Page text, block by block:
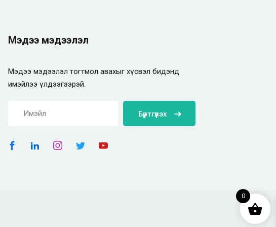
Мэдээ мэдээлэл
Мэдээ мэдээлэл тогтмол авахыг хүсвэл бидэнд
имэйлээ үлдээгээрэй.
Бүртгүүлэх
0